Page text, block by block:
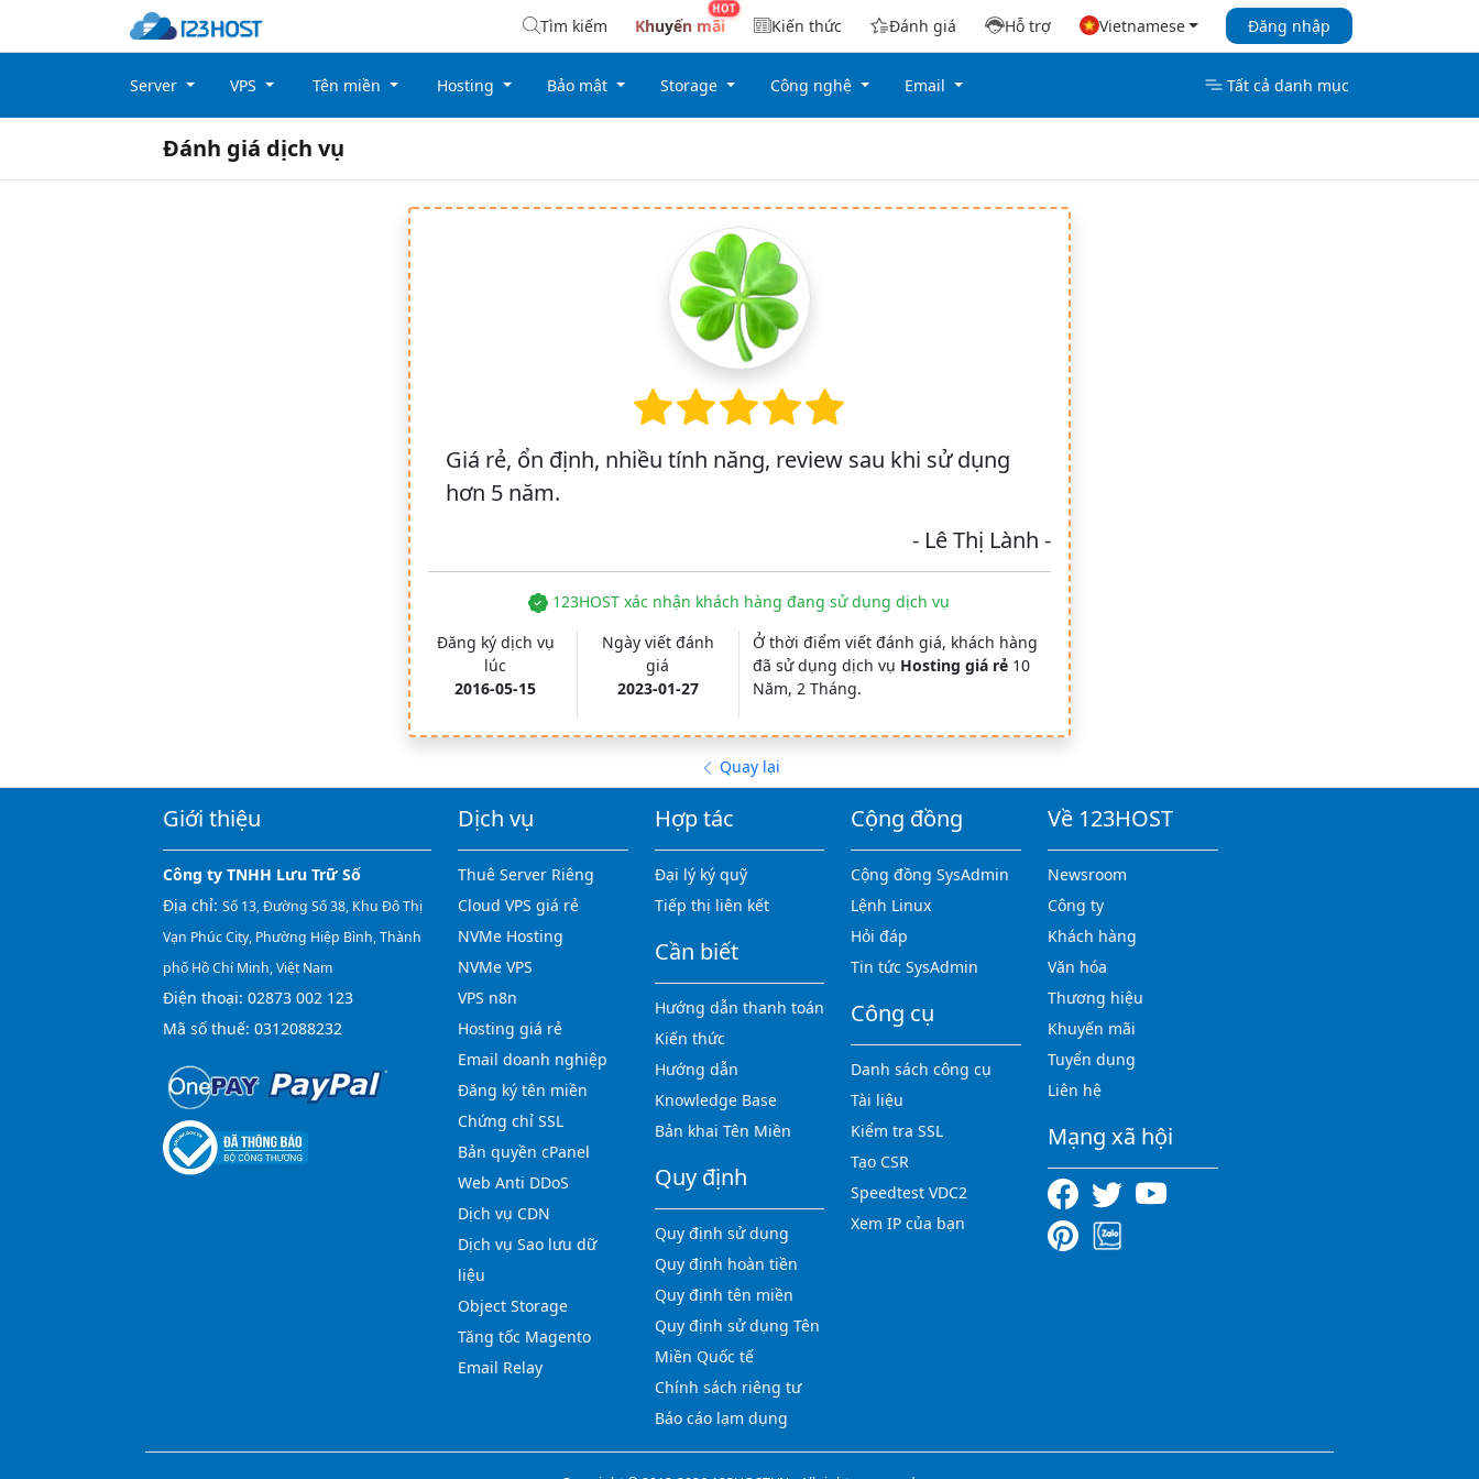
Tìm kiếm Khuyến mãi Kiến thức Đánh giá Hỗ trợ Vietnamese Đăng nhập
Server VPS Tên miền Hosting Bảo mật Storage Công nghệ Email Tất cả danh mục
Đánh giá dịch vụ
Giá rẻ, ổn định, nhiều tính năng, review sau khi sử dụng
hơn 5 năm.
- Lê Thị Lành -
123HOST xác nhận khách hàng đang sử dụng dịch vụ
Đăng ký dịch vụ
lúc
2016-05-15
Ngày viết đánh
giá
2023-01-27
Ở thời điểm viết đánh giá, khách hàng
đã sử dụng dịch vụ Hosting giá rẻ10
Năm, 2 Tháng.
Quay lại
Giới thiệu
Công ty TNHH Lưu Trữ Số
Địa chỉ: Số 13, Đường Số 38, Khu Đô Thị
Vạn Phúc City, Phường Hiệp Bình, Thành
phố Hồ Chí Minh, Việt Nam
Điện thoại: 02873 002 123
Mã số thuế: 0312088232
Dịch vụ
Thuê Server Riêng
Cloud VPS giá rẻ
NVMe Hosting
NVMe VPS
VPS n8n
Hosting giá rẻ
Email doanh nghiệp
Đăng ký tên miền
Chứng chỉ SSL
Bản quyền cPanel
Web Anti DDoS
Dịch vụ CDN
Dịch vụ Sao lưu dữ
liệu
Object Storage
Tăng tốc Magento
Email Relay
Hợp tác
Đại lý ký quỹ
Tiếp thị liên kết
Cần biết
Hướng dẫn thanh toán
Kiến thức
Hướng dẫn
Knowledge Base
Bản khai Tên Miền
Quy định
Quy định sử dụng
Quy định hoàn tiền
Quy định tên miền
Quy định sử dụng Tên
Miền Quốc tế
Chính sách riêng tư
Báo cáo lạm dụng
Cộng đồng
Cộng đồng SysAdmin
Lệnh Linux
Hỏi đáp
Tin tức SysAdmin
Công cụ
Danh sách công cụ
Tài liệu
Kiểm tra SSL
Tạo CSR
Speedtest VDC2
Xem IP của bạn
Về 123HOST
Newsroom
Công ty
Khách hàng
Văn hóa
Thương hiệu
Khuyến mãi
Tuyển dụng
Liên hệ
Mạng xã hội